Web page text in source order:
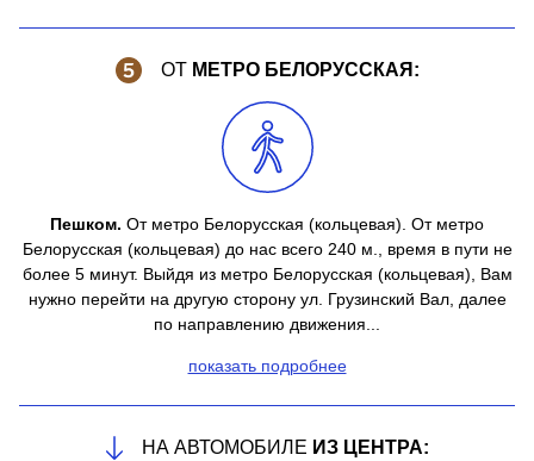
ОТ МЕТРО БЕЛОРУССКАЯ:
Пешком. От метро Белорусская (кольцевая). От метро
Белорусская (кольцевая) до нас всего 240 м., время в пути не
более 5 минут. Выйдя из метро Белорусская (кольцевая), Вам
нужно перейти на другую сторону ул. Грузинский Вал, далее
по направлению движения...
показать подробнее
НА АВТОМОБИЛЕ ИЗ ЦЕНТРА: